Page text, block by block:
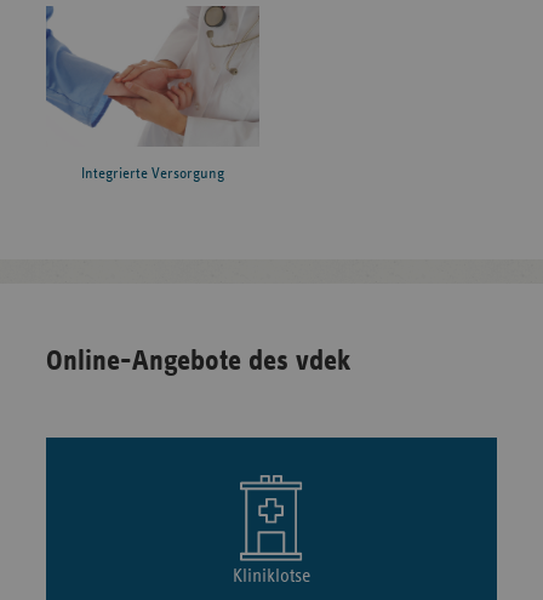
Integrierte Versorgung
Online-Angebote des vdek
Kliniklotse